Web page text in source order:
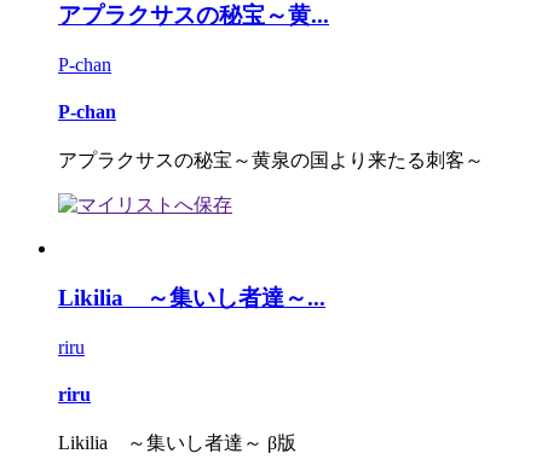
アプラクサスの秘宝～黄...
P-chan
P-chan
アプラクサスの秘宝～黄泉の国より来たる刺客～
Likilia ～集いし者達～...
riru
riru
Likilia ～集いし者達～ β版